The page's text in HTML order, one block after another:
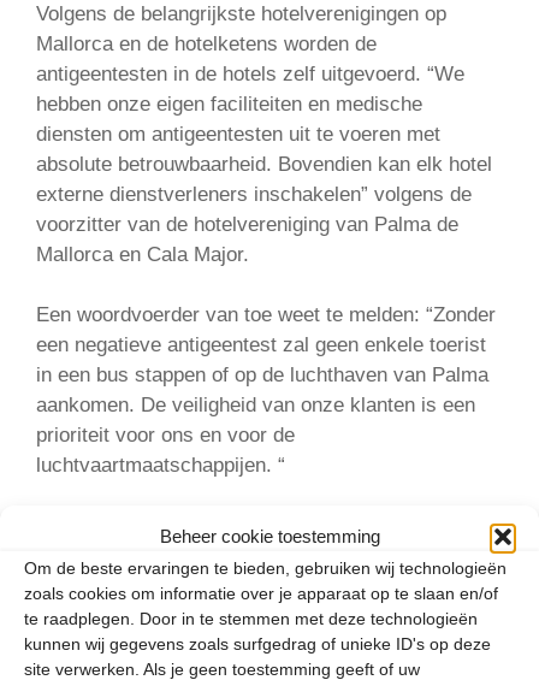
Beheer cookie toestemming
Om de beste ervaringen te bieden, gebruiken wij technologieën
zoals cookies om informatie over je apparaat op te slaan en/of
te raadplegen. Door in te stemmen met deze technologieën
kunnen wij gegevens zoals surfgedrag of unieke ID's op deze
site verwerken. Als je geen toestemming geeft of uw
Volgens de belangrijkste hotelverenigingen op
Mallorca en de hotelketens worden de
antigeentesten in de hotels zelf uitgevoerd. “We
hebben onze eigen faciliteiten en medische
diensten om antigeentesten uit te voeren met
absolute betrouwbaarheid. Bovendien kan elk hotel
externe dienstverleners inschakelen” volgens de
voorzitter van de hotelvereniging van Palma de
Mallorca en Cala Major.
Een woordvoerder van toe weet te melden: “Zonder
een negatieve antigeentest zal geen enkele toerist
in een bus stappen of op de luchthaven van Palma
aankomen. De veiligheid van onze klanten is een
prioriteit voor ons en voor de
luchtvaartmaatschappijen. “
CategorieënSpanje
Is het half april wel warm genoeg op Rhodos?
Negatieve coronatest verplicht voor Duitsland